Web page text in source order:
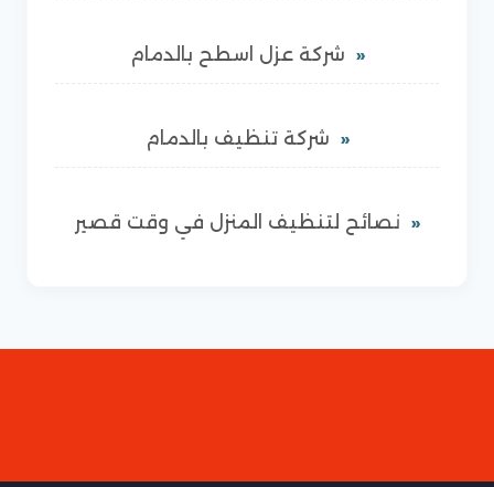
شركة عزل اسطح بالدمام
شركة تنظيف بالدمام
نصائح لتنظيف المنزل في وقت قصير